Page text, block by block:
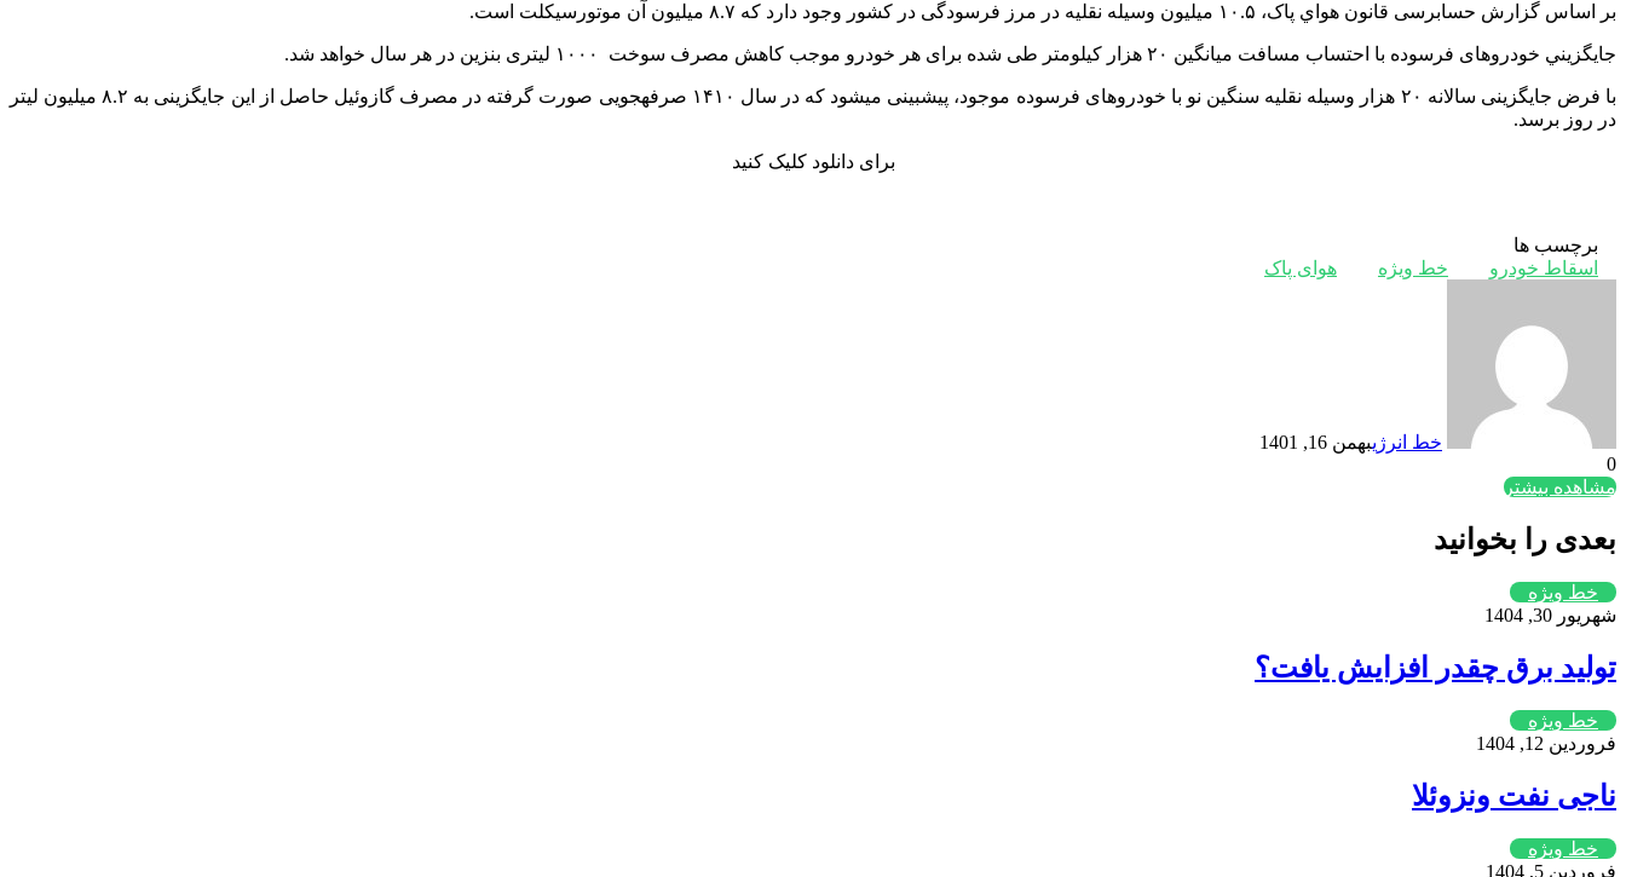
بر اساس گزارش حسابرسی قانون هواي پاک، ۱۰.۵ میلیون وسيله نقليه در مرز فرسودگی در كشور وجود دارد که ۸.۷ میلیون آن موتورسیکلت است.
جايگزيني خودروهای فرسوده با احتساب مسافت میانگین ۲۰ هزار كيلومتر طی شده برای هر خودرو موجب كاهش مصرف سوخت ۱۰۰۰ ليتری بنزين در هر سال خواهد شد.
با فرض جایگزینی سالانه ۲۰ هزار وسیله نقلیه سنگین نو با خودروهای فرسوده موجود، پیش­بینی می­شود که در سال ۱۴۱۰ صرفه­جویی صورت گرفته در مصرف گازوئیل حاصل از این جایگزینی به ۸.۲ میلیون لیتر
در روز برسد.
برای دانلود کلیک کنید
برچسب ها
اسقاط خودرو
خط ویژه هوای پاک
خط انرژیبهمن 16, 1401
0
مشاهده بیشتر
بعدی را بخوانید
خط ویژه
شهریور 30, 1404
تولید برق چقدر افزایش یافت؟
خط ویژه
فروردین 12, 1404
ناجی نفت ونزوئلا
خط ویژه
فروردین 5, 1404